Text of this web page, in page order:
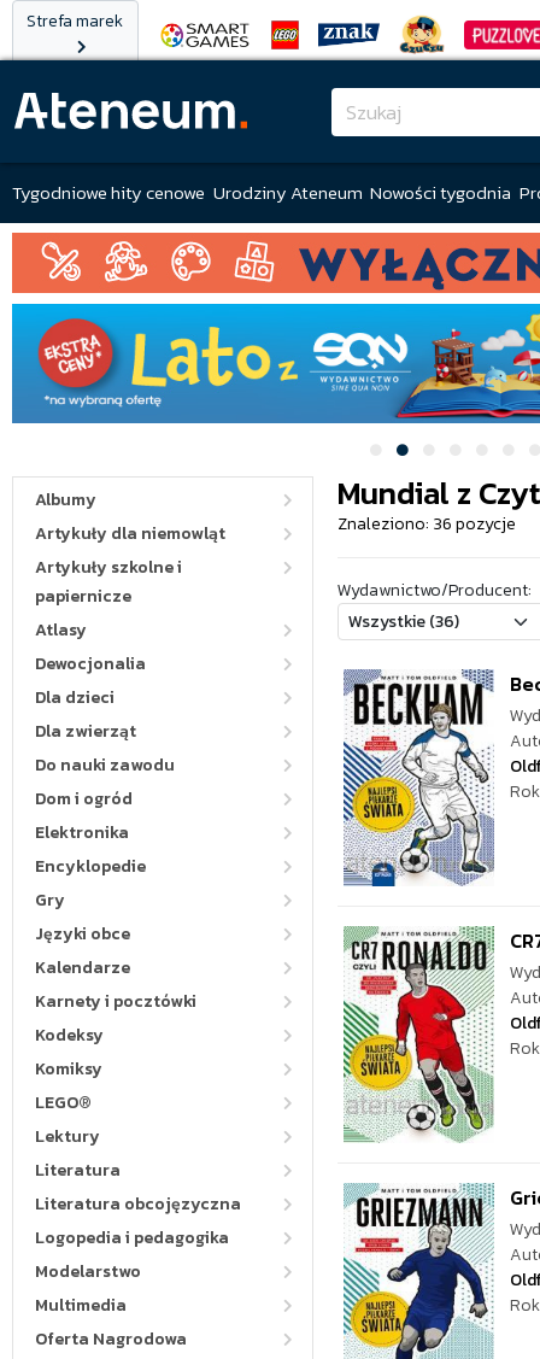
Strefa marek
Tygodniowe hity cenowe Urodziny Ateneum Nowości tygodnia
Albumy
Artykuły dla niemowląt
Artykuły szkolne i
papiernicze
Atlasy
Dewocjonalia
Dla dzieci
Dla zwierząt
Do nauki zawodu
Dom i ogród
Elektronika
Encyklopedie
Gry
Języki obce
Kalendarze
Karnety i pocztówki
Kodeksy
Komiksy
LEGO®
Lektury
Literatura
Literatura obcojęzyczna
Logopedia i pedagogika
Modelarstwo
Multimedia
Oferta Nagrodowa
Mundial z
Znaleziono: 36 pozycje
Wydawnictwo/Producent: